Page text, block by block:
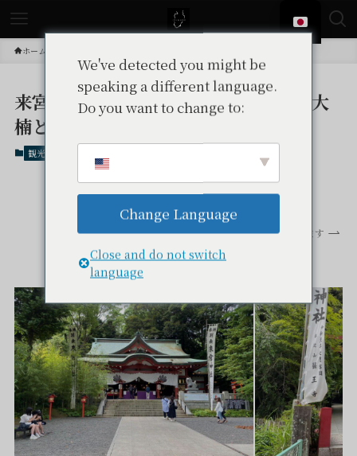
ホーム
来宮神社｜熱海最強パワースポット・大
楠と運気アップの神社
観光スポット
スクロールできます
We've detected you might be
speaking a different language.
Do you want to change to:
Change Language
Close and do not switch
language